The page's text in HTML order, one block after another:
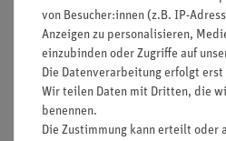
"Auftrieb und Schwimmen" und
Auftriebsmessung" die Dichte von
mit Wasser gefüllten U-Rohr
Aus der gegebenen Formel sollen
Verhältnis der Dichten zu den
eigenen Worten formulieren.
von Besucher:innen (z.B. IP-
Anzeigen zu personalisieren,
einzubinden oder Zugriffe auf
Die Datenverarbeitung erfolgt
Wir teilen Daten mit Dritten, die
benennen.
Die Zustimmung kann erteilt oder